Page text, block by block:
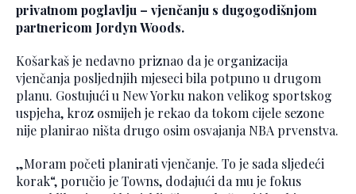
privatnom poglavlju – vjenčanju s dugogodišnjom
partnericom Jordyn Woods.
Košarkaš je nedavno priznao da je organizacija
vjenčanja posljednjih mjeseci bila potpuno u drugom
planu. Gostujući u New Yorku nakon velikog sportskog
uspjeha, kroz osmijeh je rekao da tokom cijele sezone
nije planirao ništa drugo osim osvajanja NBA prvenstva.
„Moram početi planirati vjenčanje. To je sada sljedeći
korak“, poručio je Towns, dodajući da mu je fokus